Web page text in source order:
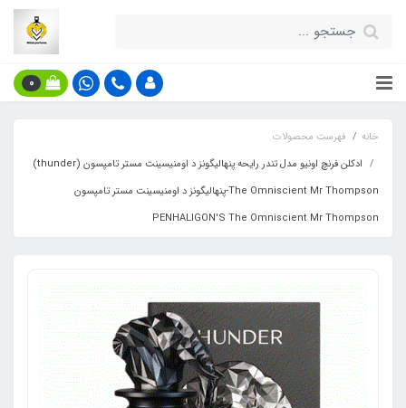
0
خانه
فهرست محصولات
ادکلن فرنچ اونیو مدل تندر رایحه پنهالیگونز د اومنیسینت مستر تامپسون (thunder)
The Omniscient Mr Thompson-پنهالیگونز د اومنیسینت مستر تامپسون
PENHALIGON'S The Omniscient Mr Thompson